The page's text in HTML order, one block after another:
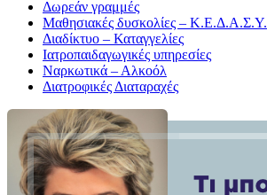
Δωρεάν γραμμές
Μαθησιακές δυσκολίες – Κ.Ε.Δ.Α.Σ.Υ.
Διαδίκτυο – Καταγγελίες
Ιατροπαιδαγωγικές υπηρεσίες
Ναρκωτικά – Αλκοόλ
Διατροφικές Διαταραχές